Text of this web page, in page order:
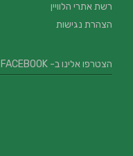
רשת אתרי הלוויין
הצהרת נגישות
הצטרפו אלינו ב- FACEBOOK